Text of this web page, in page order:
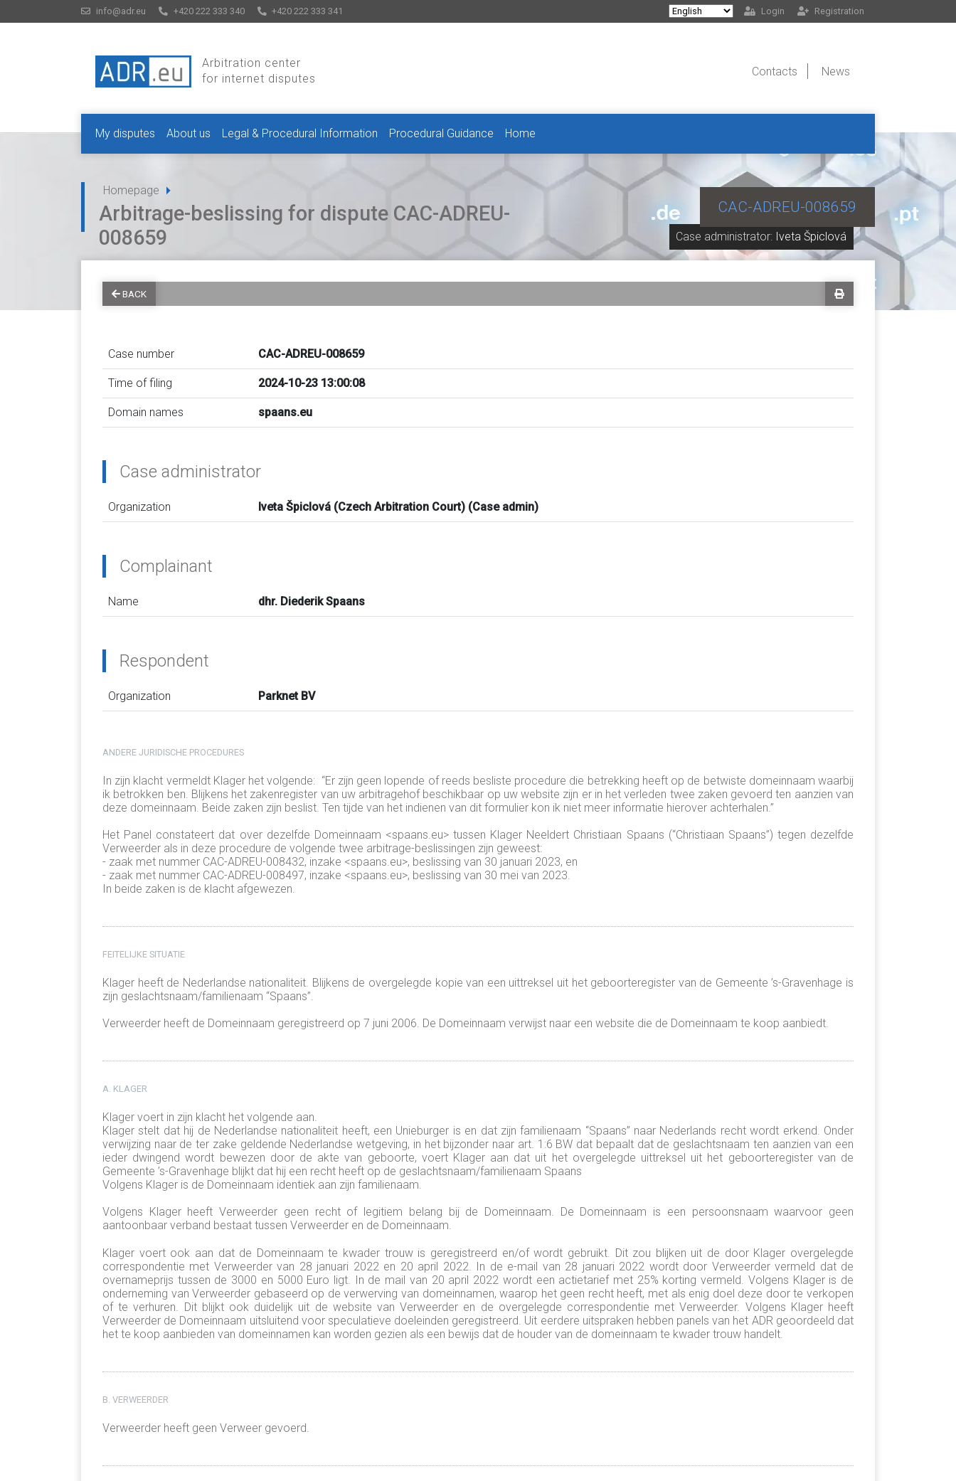
info@adr.eu +420 222 333 340 +420 222 333 341 Login Registration
Arbitration center
for internet disputes
Contacts News
My disputes About us Legal & Procedural Information Procedural Guidance Home
Homepage
Case administrator: Iveta Špiclová
CAC-ADREU-008659
Arbitrage-beslissing for dispute CAC-ADREU-
008659
BACK
Case number CAC-ADREU-008659
Time of filing 2024-10-23 13:00:08
Domain names spaans.eu
Case administrator
Organization Iveta Špiclová (Czech Arbitration Court) (Case admin)
Complainant
Name dhr. Diederik Spaans
Respondent
Organization Parknet BV
ANDERE JURIDISCHE PROCEDURES
In zijn klacht vermeldt Klager het volgende: “Er zijn geen lopende of reeds besliste procedure die betrekking heeft op de betwiste domeinnaam waarbij
ik betrokken ben. Blijkens het zakenregister van uw arbitragehof beschikbaar op uw website zijn er in het verleden twee zaken gevoerd ten aanzien van
deze domeinnaam. Beide zaken zijn beslist. Ten tijde van het indienen van dit formulier kon ik niet meer informatie hierover achterhalen.”
Het Panel constateert dat over dezelfde Domeinnaam <spaans.eu> tussen Klager Neeldert Christiaan Spaans (“Christiaan Spaans”) tegen dezelfde
Verweerder als in deze procedure de volgende twee arbitrage-beslissingen zijn geweest:
- zaak met nummer CAC-ADREU-008432, inzake <spaans.eu>, beslissing van 30 januari 2023, en
- zaak met nummer CAC-ADREU-008497, inzake <spaans.eu>, beslissing van 30 mei van 2023.
In beide zaken is de klacht afgewezen.
FEITELIJKE SITUATIE
Klager heeft de Nederlandse nationaliteit. Blijkens de overgelegde kopie van een uittreksel uit het geboorteregister van de Gemeente ’s-Gravenhage is
zijn geslachtsnaam/familienaam “Spaans”.
Verweerder heeft de Domeinnaam geregistreerd op 7 juni 2006. De Domeinnaam verwijst naar een website die de Domeinnaam te koop aanbiedt.
A. KLAGER
Klager voert in zijn klacht het volgende aan.
Klager stelt dat hij de Nederlandse nationaliteit heeft, een Unieburger is en dat zijn familienaam “Spaans” naar Nederlands recht wordt erkend. Onder
verwijzing naar de ter zake geldende Nederlandse wetgeving, in het bijzonder naar art. 1:6 BW dat bepaalt dat de geslachtsnaam ten aanzien van een
ieder dwingend wordt bewezen door de akte van geboorte, voert Klager aan dat uit het overgelegde uittreksel uit het geboorteregister van de
Gemeente ’s-Gravenhage blijkt dat hij een recht heeft op de geslachtsnaam/familienaam Spaans
Volgens Klager is de Domeinnaam identiek aan zijn familienaam.
Volgens Klager heeft Verweerder geen recht of legitiem belang bij de Domeinnaam. De Domeinnaam is een persoonsnaam waarvoor geen
aantoonbaar verband bestaat tussen Verweerder en de Domeinnaam.
Klager voert ook aan dat de Domeinnaam te kwader trouw is geregistreerd en/of wordt gebruikt. Dit zou blijken uit de door Klager overgelegde
correspondentie met Verweerder van 28 januari 2022 en 20 april 2022. In de e-mail van 28 januari 2022 wordt door Verweerder vermeld dat de
overnameprijs tussen de 3000 en 5000 Euro ligt. In de mail van 20 april 2022 wordt een actietarief met 25% korting vermeld. Volgens Klager is de
onderneming van Verweerder gebaseerd op de verwerving van domeinnamen, waarop het geen recht heeft, met als enig doel deze door te verkopen
of te verhuren. Dit blijkt ook duidelijk uit de website van Verweerder en de overgelegde correspondentie met Verweerder. Volgens Klager heeft
Verweerder de Domeinnaam uitsluitend voor speculatieve doeleinden geregistreerd. Uit eerdere uitspraken hebben panels van het ADR geoordeeld dat
het te koop aanbieden van domeinnamen kan worden gezien als een bewijs dat de houder van de domeinnaam te kwader trouw handelt.
B. VERWEERDER
Verweerder heeft geen Verweer gevoerd.